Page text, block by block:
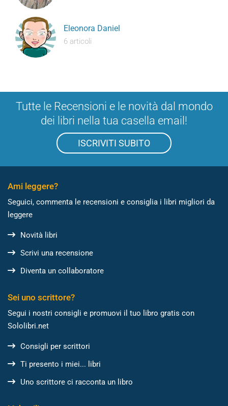
Eleonora Daniel
6 articoli
Tutte le Recensioni e le novità dal mondo
dei libri nella tua casella email!
ISCRIVITI SUBITO
Ami leggere?
Seguici, commenta le recensioni e consiglia i libri migliori da
leggere
Novità libri
Scrivi una recensione
Diventa un collaboratore
Sei uno scrittore?
Segui i nostri consigli e promuovi il tuo libro gratis con
Sololibri.net
Consigli per scrittori
Ti presento i miei... libri
Uno scrittore ci racconta un libro